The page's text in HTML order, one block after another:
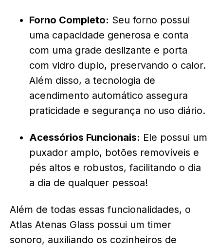
Forno Completo: Seu forno possui
uma capacidade generosa e conta
com uma grade deslizante e porta
com vidro duplo, preservando o calor.
Além disso, a tecnologia de
acendimento automático assegura
praticidade e segurança no uso diário.
Acessórios Funcionais: Ele possui um
puxador amplo, botões removíveis e
pés altos e robustos, facilitando o dia
a dia de qualquer pessoa!
Além de todas essas funcionalidades, o
Atlas Atenas Glass possui um timer
sonoro, auxiliando os cozinheiros de